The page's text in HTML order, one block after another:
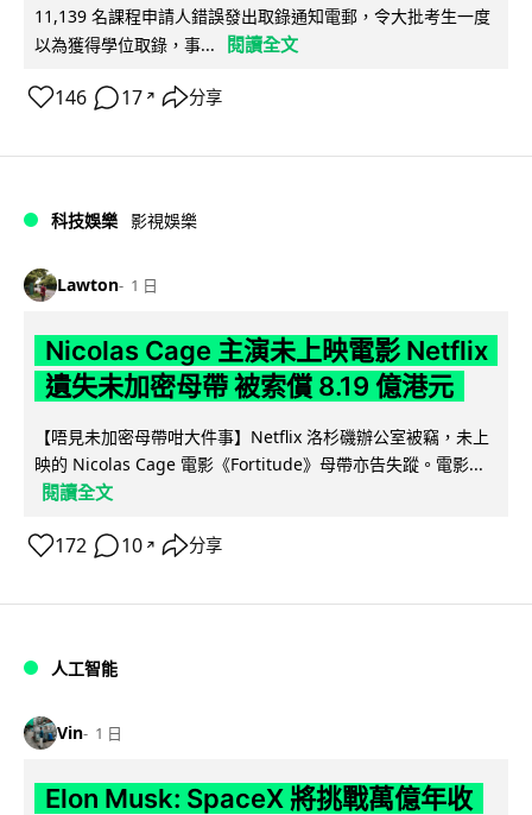
11,139 名課程申請人錯誤發出取錄通知電郵，令大批考生一度
以為獲得學位取錄，事...
閱讀全文
146 17 ↗ 分享
科技娛樂 影視娛樂
Lawton 1 日
Nicolas Cage 主演未上映電影 Netflix
遺失未加密母帶 被索償 8.19 億港元
【唔見未加密母帶咁大件事】Netflix 洛杉磯辦公室被竊，未上
映的 Nicolas Cage 電影《Fortitude》母帶亦告失蹤。電影...
閱讀全文
172 10 ↗ 分享
人工智能
Vin 1 日
Elon Musk: SpaceX 將挑戰萬億年收